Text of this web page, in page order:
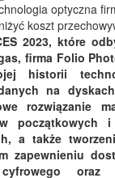
optyczna
koszt
2023, które
firma Folio
historii
na
rozwiązanie
początkowych
a także
zapewnieniu
cyfrowego oraz